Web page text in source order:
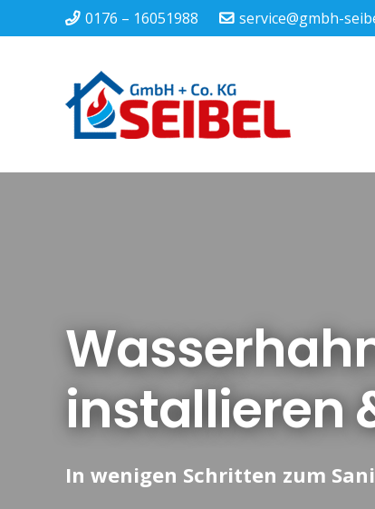
0176 – 16051988 service@gmbh-
installieren
In wenigen Schritten zum